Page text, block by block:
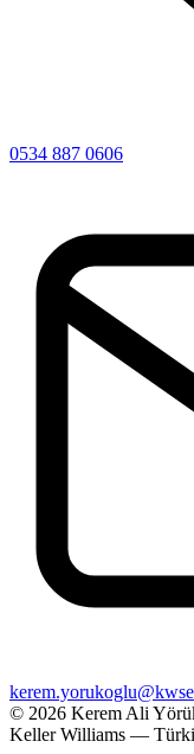
0534 887 0606
© 2026 Kerem Ali
Keller Williams —